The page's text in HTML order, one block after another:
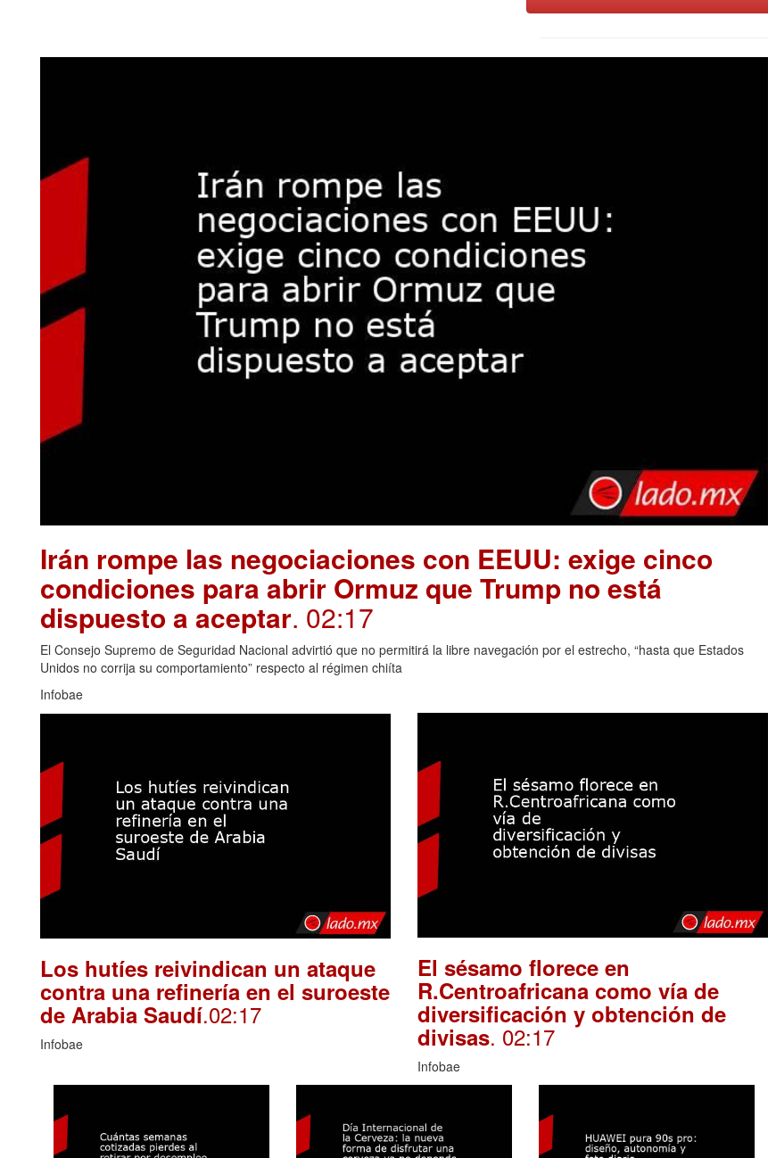
Irán rompe las negociaciones con EEUU: exige cinco
condiciones para abrir Ormuz que Trump no está
dispuesto a aceptar. 02:17
El Consejo Supremo de Seguridad Nacional advirtió que no permitirá la libre navegación por el estrecho, “hasta que Estados
Unidos no corrija su comportamiento” respecto al régimen chiíta
Infobae
Los hutíes reivindican un ataque
contra una refinería en el suroeste
de Arabia Saudí.02:17
Infobae
El sésamo florece en
R.Centroafricana como vía de
diversificación y obtención de
divisas. 02:17
Infobae